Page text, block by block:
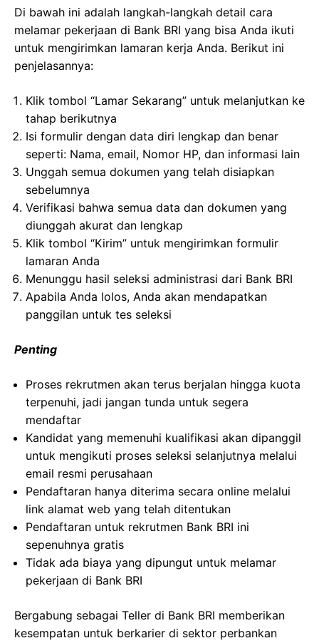
Di bawah ini adalah langkah-langkah detail cara
melamar pekerjaan di Bank BRI yang bisa Anda ikuti
untuk mengirimkan lamaran kerja Anda. Berikut ini
penjelasannya:
Klik tombol “Lamar Sekarang” untuk melanjutkan ke
tahap berikutnya
Isi formulir dengan data diri lengkap dan benar
seperti: Nama, email, Nomor HP, dan informasi lain
Unggah semua dokumen yang telah disiapkan
sebelumnya
Verifikasi bahwa semua data dan dokumen yang
diunggah akurat dan lengkap
Klik tombol “Kirim” untuk mengirimkan formulir
lamaran Anda
Menunggu hasil seleksi administrasi dari Bank BRI
Apabila Anda lolos, Anda akan mendapatkan
panggilan untuk tes seleksi
Penting
Proses rekrutmen akan terus berjalan hingga kuota
terpenuhi, jadi jangan tunda untuk segera
mendaftar
Kandidat yang memenuhi kualifikasi akan dipanggil
untuk mengikuti proses seleksi selanjutnya melalui
email resmi perusahaan
Pendaftaran hanya diterima secara online melalui
link alamat web yang telah ditentukan
Pendaftaran untuk rekrutmen Bank BRI ini
sepenuhnya gratis
Tidak ada biaya yang dipungut untuk melamar
pekerjaan di Bank BRI
Bergabung sebagai Teller di Bank BRI memberikan
kesempatan untuk berkarier di sektor perbankan